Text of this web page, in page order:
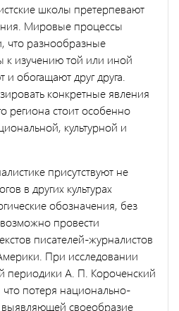
школы претерпевают
Мировые процессы
что разнообразные
к изучению той или иной
обогащают друг друга.
конкретные явления
региона стоит особенно
культурной и
присутствуют не
в других культурах
обозначения, без
провести
писателей-журналистов
При исследовании
периодики А. П. Короченский
потеря национально-
выявляющей своеобразие